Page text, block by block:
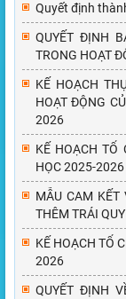
Quyết định
QUYẾT ĐỊNH
TRONG HOẠT
KẾ HOẠCH
HOẠT ĐỘNG
2026
KẾ HOẠCH TỔ
HỌC 2025-2026
MẪU CAM KẾT
THÊM TRÁI
KẾ HOẠCH TỔ
2026
QUYẾT ĐỊNH